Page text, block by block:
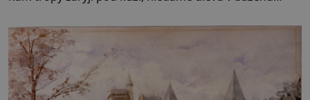
v jejich blízkosti. Nemusíte však zoufat. Pokud budete
mít promyšlený jídelníček, žadné pařáky si na vás